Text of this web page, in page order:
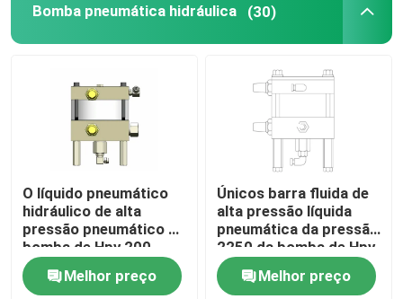
Bomba pneumática hidráulica (30)
O líquido pneumático
hidráulico de alta
pressão pneumático da
bomba de Hpv 200
bombeia a barra 1974
Melhor preço
Únicos barra fluida de
alta pressão líquida
pneumática da pressão
2250 da bomba de Hpv
150
Melhor preço